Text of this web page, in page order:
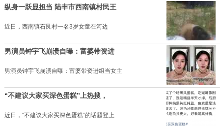
纵身一跃显担当 陆丰市西南镇村民王
近日，西南镇石艮村一名3岁女童在河边
男演员钟宇飞崩溃自曝：富婆带资进
男演员钟宇飞崩溃自曝：富婆带资进组当女主
“不建议大家买深色蛋糕”上热搜，
近日，“不建议大家买深色蛋糕”的话题登上